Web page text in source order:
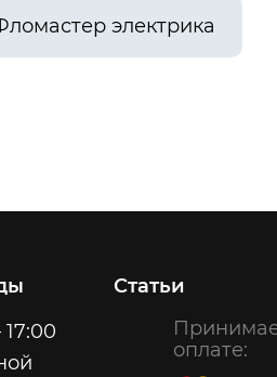
электрика
Статьи
оплате: